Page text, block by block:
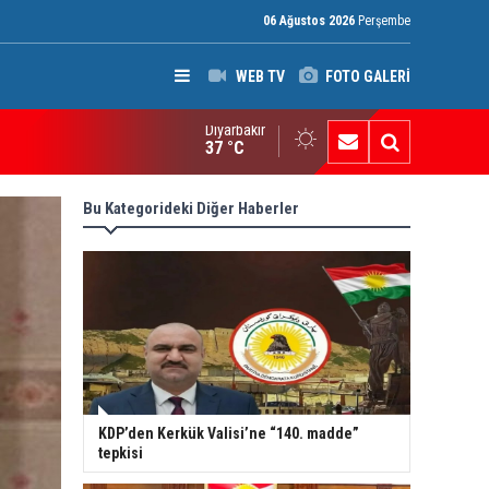
06 Ağustos 2026 Perşembe
WEB TV FOTO GALERİ
Silah bırakmayan gruplara terör yasası uygulanacak
Diyarbakır
37 °C
Bu Kategorideki Diğer Haberler
KDP’den Kerkük Valisi’ne “140. madde”
tepkisi